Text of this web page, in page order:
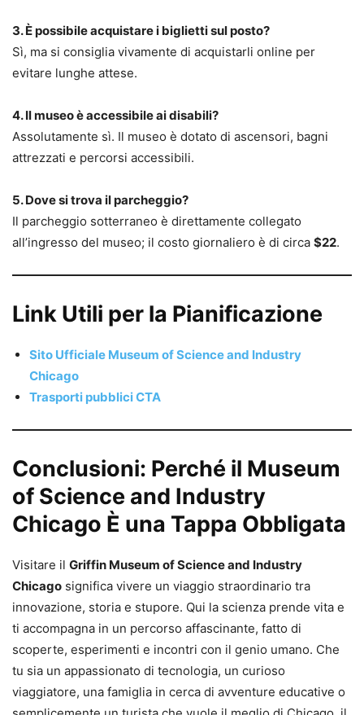
3. È possibile acquistare i biglietti sul posto?
Sì, ma si consiglia vivamente di acquistarli online per
evitare lunghe attese.
4. Il museo è accessibile ai disabili?
Assolutamente sì. Il museo è dotato di ascensori, bagni
attrezzati e percorsi accessibili.
5. Dove si trova il parcheggio?
Il parcheggio sotterraneo è direttamente collegato
all’ingresso del museo; il costo giornaliero è di circa $22.
Link Utili per la Pianificazione
Sito Ufficiale Museum of Science and Industry
Chicago
Trasporti pubblici CTA
Conclusioni: Perché il Museum
of Science and Industry
Chicago È una Tappa Obbligata
Visitare il Griffin Museum of Science and Industry
Chicago significa vivere un viaggio straordinario tra
innovazione, storia e stupore. Qui la scienza prende vita e
ti accompagna in un percorso affascinante, fatto di
scoperte, esperimenti e incontri con il genio umano. Che
tu sia un appassionato di tecnologia, un curioso
viaggiatore, una famiglia in cerca di avventure educative o